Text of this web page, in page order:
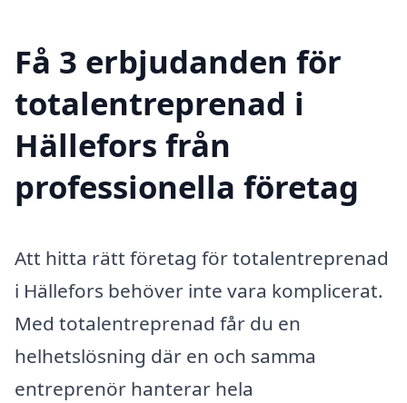
Få 3 erbjudanden för
totalentreprenad i
Hällefors från
professionella företag
Att hitta rätt företag för totalentreprenad
i Hällefors behöver inte vara komplicerat.
Med totalentreprenad får du en
helhetslösning där en och samma
entreprenör hanterar hela